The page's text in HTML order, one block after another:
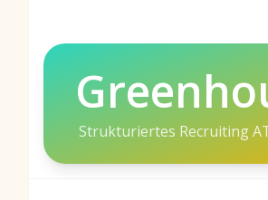
Strukturiertes Recruiting